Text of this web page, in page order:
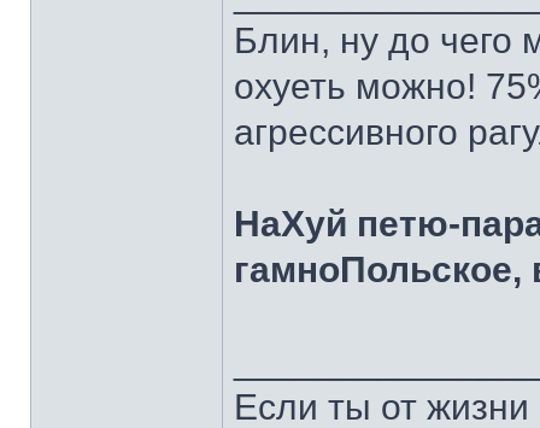
Блин, ну до чего
охуеть можно!
агрессивного
НаХуй петю-
Если ты от жизни